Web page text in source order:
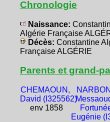
Chronologie
Naissance:
Algérie Française
Décès: Constantine
Française ALGÉRIE
Parents et grand-
CHEMAOUN,
David (I325562)
env 1858
Eugénie